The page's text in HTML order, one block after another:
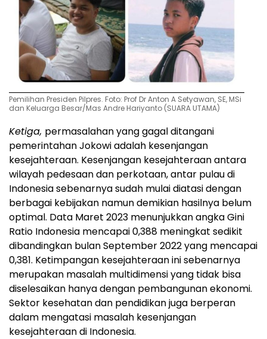
Pemilihan Presiden Pilpres. Foto: Prof Dr Anton A Setyawan, SE, MSi
dan Keluarga Besar/Mas Andre Hariyanto (SUARA UTAMA)
Ketiga, permasalahan yang gagal ditangani
pemerintahan Jokowi adalah kesenjangan
kesejahteraan. Kesenjangan kesejahteraan antara
wilayah pedesaan dan perkotaan, antar pulau di
Indonesia sebenarnya sudah mulai diatasi dengan
berbagai kebijakan namun demikian hasilnya belum
optimal. Data Maret 2023 menunjukkan angka Gini
Ratio Indonesia mencapai 0,388 meningkat sedikit
dibandingkan bulan September 2022 yang mencapai
0,381. Ketimpangan kesejahteraan ini sebenarnya
merupakan masalah multidimensi yang tidak bisa
diselesaikan hanya dengan pembangunan ekonomi.
Sektor kesehatan dan pendidikan juga berperan
dalam mengatasi masalah kesenjangan
kesejahteraan di Indonesia.